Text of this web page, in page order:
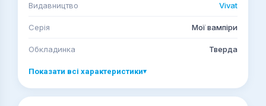
Видавництво Vivat
Серія Мої вампіри
Обкладинка Тверда
Показати всі характеристики▾